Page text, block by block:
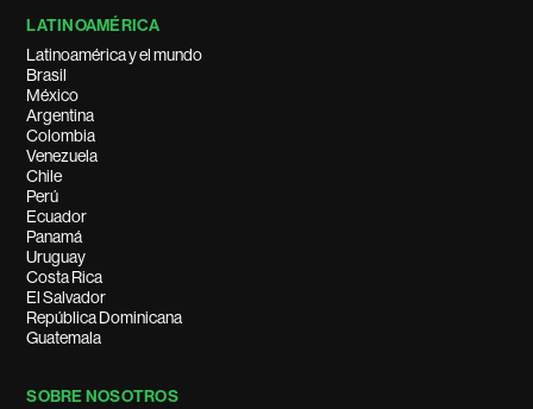
LATINOAMÉRICA
Latinoamérica y el mundo
Brasil
México
Argentina
Colombia
Venezuela
Chile
Perú
Ecuador
Panamá
Uruguay
Costa Rica
El Salvador
República Dominicana
Guatemala
SOBRE NOSOTROS